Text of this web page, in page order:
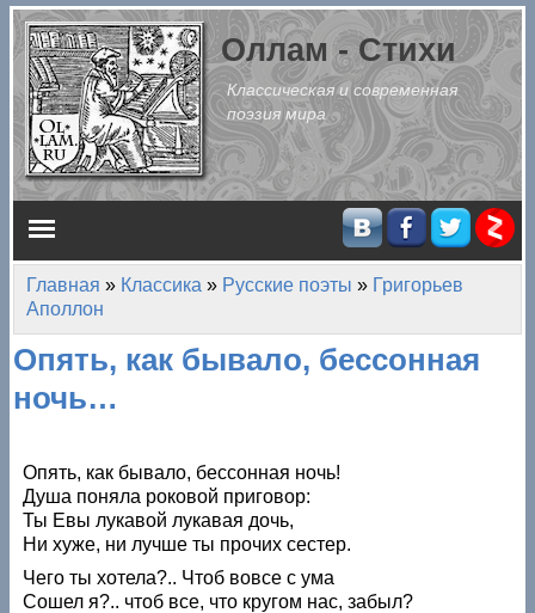
Перейти к основному содержанию
Оллам - Стихи
Классическая и современная
поэзия мира
Главное меню
Вы здесь
Главная » Классика » Русские поэты » Григорьев
Аполлон
Опять, как бывало, бессонная
ночь…
Опять, как бывало, бессонная ночь!
Душа поняла роковой приговор:
Ты Евы лукавой лукавая дочь,
Ни хуже, ни лучше ты прочих сестер.
Чего ты хотела?.. Чтоб вовсе с ума
Сошел я?.. чтоб все, что кругом нас, забыл?